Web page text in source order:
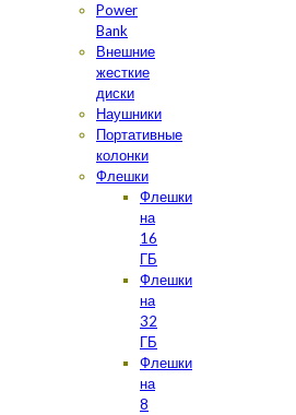
Power
Bank
Внешние
жесткие
диски
Наушники
Портативные
колонки
Флешки
Флешки
на
16
ГБ
Флешки
на
32
ГБ
Флешки
на
8